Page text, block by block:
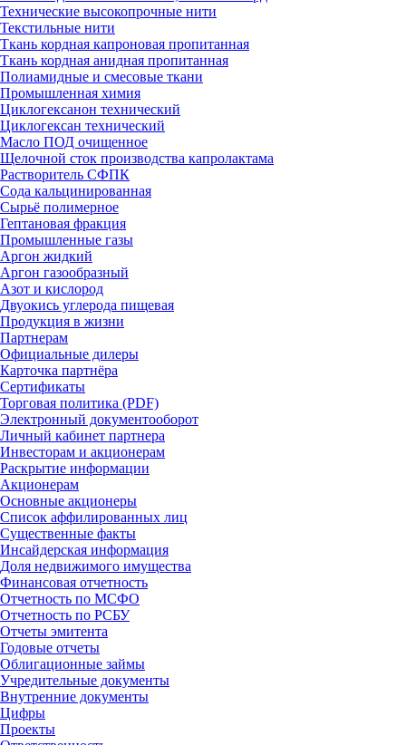
Технические высокопрочные нити
Текстильные нити
Ткань кордная капроновая пропитанная
Ткань кордная анидная пропитанная
Полиамидные и смесовые ткани
Промышленная химия
Циклогексанон технический
Циклогексан технический
Масло ПОД очищенное
Щелочной сток производства капролактама
Растворитель СФПК
Сода кальцинированная
Сырьё полимерное
Гептановая фракция
Промышленные газы
Аргон жидкий
Аргон газообразный
Азот и кислород
Двуокись углерода пищевая
Продукция в жизни
Партнерам
Официальные дилеры
Карточка партнёра
Сертификаты
Торговая политика (PDF)
Электронный документооборот
Личный кабинет партнера
Инвесторам и акционерам
Раскрытие информации
Акционерам
Основные акционеры
Список аффилированных лиц
Существенные факты
Инсайдерская информация
Доля недвижимого имущества
Финансовая отчетность
Отчетность по МСФО
Отчетность по РСБУ
Отчеты эмитента
Годовые отчеты
Облигационные займы
Учредительные документы
Внутренние документы
Цифры
Проекты